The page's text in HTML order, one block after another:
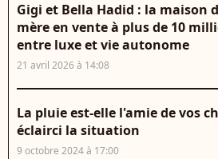
Gigi et Bella Hadid : la maison
mère en vente à plus de 10
entre luxe et vie autonome
21 avril 2026 à 14:08
La pluie est-elle l'amie de vos
éclairci la situation
9 octobre 2024 à 17:00